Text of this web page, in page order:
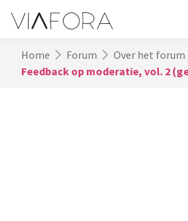
Home Forum
Over het forum
Feedback op moderatie, vol. 2